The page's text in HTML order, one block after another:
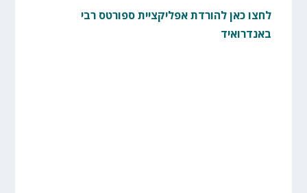
לחצו כאן להורדת אפליקציית ספורטס רבי
באנדרואיד